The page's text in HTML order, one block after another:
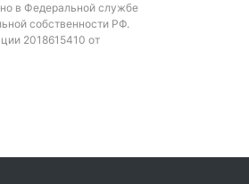
в Федеральной службе
собственности РФ.
2018615410 от